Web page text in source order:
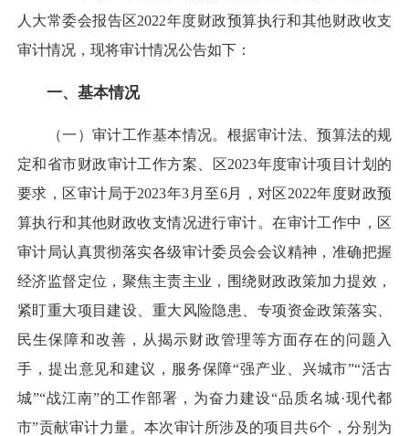
人大常委会报告区2022年度财政预算执行和其他财政收支
审计情况，现将审计情况公告如下：
一、基本情况
（一）审计工作基本情况。根据审计法、预算法的规
定和省市财政审计工作方案、区2023年度审计项目计划的
要求，区审计局于2023年3月至6月，对区2022年度财政预
算执行和其他财政收支情况进行审计。在审计工作中，区
审计局认真贯彻落实各级审计委员会会议精神，准确把握
经济监督定位，聚焦主责主业，围绕财政政策加力提效，
紧盯重大项目建设、重大风险隐患、专项资金政策落实、
民生保障和改善，从揭示财政管理等方面存在的问题入
手，提出意见和建议，服务保障“强产业、兴城市”“活古
城”“战江南”的工作部署，为奋力建设“品质名城·现代都
市”贡献审计力量。本次审计所涉及的项目共6个，分别为